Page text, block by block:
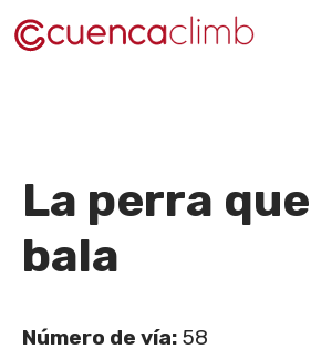
Saltar
al
La perra que
bala
Número de vía: 58